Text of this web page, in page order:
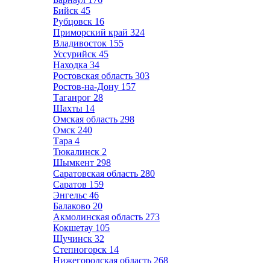
Бийск 45
Рубцовск 16
Приморский край 324
Владивосток 155
Уссурийск 45
Находка 34
Ростовская область 303
Ростов-на-Дону 157
Таганрог 28
Шахты 14
Омская область 298
Омск 240
Тара 4
Тюкалинск 2
Шымкент 298
Саратовская область 280
Саратов 159
Энгельс 46
Балаково 20
Акмолинская область 273
Кокшетау 105
Щучинск 32
Степногорск 14
Нижегородская область 268